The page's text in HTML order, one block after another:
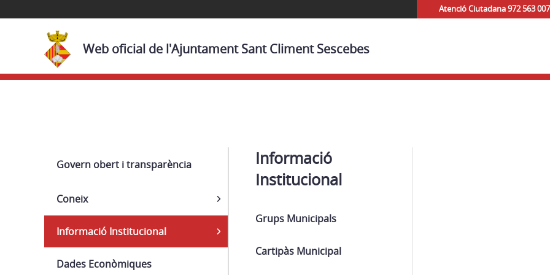
Atenció Ciutadana 972 563 007
Web oficial de l'Ajuntament Sant Climent Sescebes
Navega
Govern obert i transparència
Coneix
Informació Institucional
Informació
Institucional
Grups Municipals
Cartipàs Municipal
Dades Econòmiques